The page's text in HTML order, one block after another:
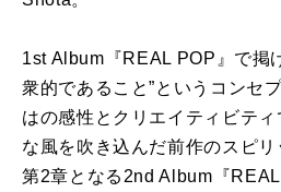
1st Album『REAL POP』で掲
衆的であること”というコンセ
はの感性とクリエイティビテ
な風を吹き込んだ前作のスピ
第2章となる2nd Album『